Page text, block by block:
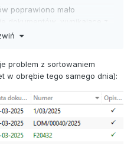
poprawiono mało
dostępnego w
problem z sortowaniem
w obrębie tego samego dnia):